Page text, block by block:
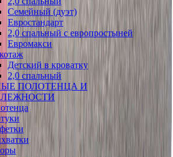
Семейный (дуэт)
Евростандарт
2,0 спальный с европростыней
Евромакси
Детский в кроватку
2,0 спальный
ПОЛОТЕНЦА И